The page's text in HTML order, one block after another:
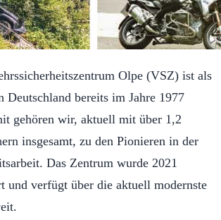
Olpe (VSZ) ist als
Deutschland bereits im Jahre 1977
gehören wir, aktuell mit über 1,2
insgesamt, zu den Pionieren in der
Das Zentrum wurde 2021
und verfügt über die aktuell modernste